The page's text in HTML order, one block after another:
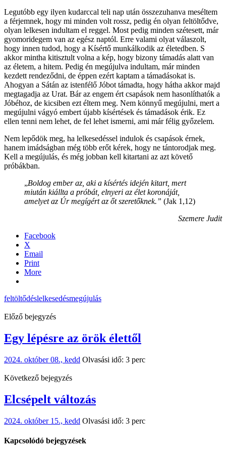
Legutóbb egy ilyen kudarccal teli nap után összezuhanva meséltem
a férjemnek, hogy mi minden volt rossz, pedig én olyan feltöltődve,
olyan lelkesen indultam el reggel. Most pedig minden szétesett, már
gyomoridegem van az egész naptól. Erre valami olyat válaszolt,
hogy innen tudod, hogy a Kísértő munkálkodik az életedben. S
akkor mintha kitisztult volna a kép, hogy bizony támadás alatt van
az életem, a hitem. Pedig én megújulva indultam, már minden
kezdett rendeződni, de éppen ezért kaptam a támadásokat is.
Ahogyan a Sátán az istenfélő Jóbot támadta, hogy hátha akkor majd
megtagadja az Urat. Bár az engem ért csapások nem hasonlíthatók a
Jóbéhoz, de kicsiben ezt éltem meg. Nem könnyű megújulni, mert a
megújulni vágyó embert újabb kísértések és támadások érik. Ez
ellen tenni nem lehet, de fel lehet ismerni, ami már félig győzelem.
Nem lepődök meg, ha lelkesedéssel indulok és csapások érnek,
hanem imádságban még több erőt kérek, hogy ne tántorodjak meg.
Kell a megújulás, és még jobban kell kitartani az azt követő
próbákban.
„Boldog ember az, aki a kísértés idején kitart, mert
miután kiállta a próbát, elnyeri az élet koronáját,
amelyet az Úr megígért az őt szeretőknek.” (Jak 1,12)
Szemere Judit
Facebook
X
Email
Print
More
feltöltődéslelkesedésmegújulás
Előző bejegyzés
Egy lépésre az örök élettől
2024. október 08., kedd Olvasási idő: 3 perc
Következő bejegyzés
Elcsépelt változás
2024. október 15., kedd Olvasási idő: 3 perc
Kapcsolódó bejegyzések